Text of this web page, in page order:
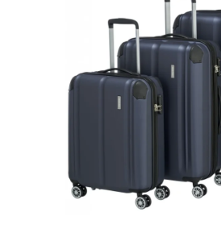
hviezdičiek.